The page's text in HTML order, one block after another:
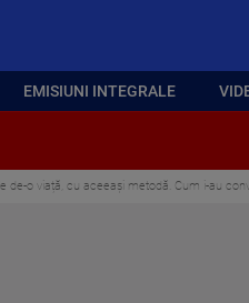
EMISIUNI INTEGRALE
de-o viață, cu aceeași metodă. Cum i-au